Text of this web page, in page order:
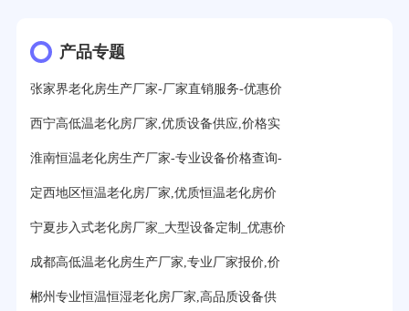
产品专题
张家界老化房生产厂家-厂家直销服务-优惠价
西宁高低温老化房厂家,优质设备供应,价格实
淮南恒温老化房生产厂家-专业设备价格查询-
定西地区恒温老化房厂家,优质恒温老化房价
宁夏步入式老化房厂家_大型设备定制_优惠价
成都高低温老化房生产厂家,专业厂家报价,价
郴州专业恒温恒湿老化房厂家,高品质设备供